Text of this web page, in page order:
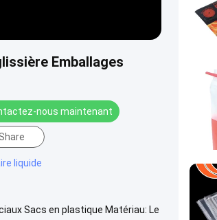
Emballages
nous maintenant
Share
liquide
Sacs en plastique Matériau: Le